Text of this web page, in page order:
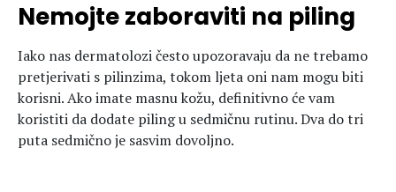
Nemojte zaboraviti na piling
Iako nas dermatolozi često upozoravaju da ne trebamo
pretjerivati s pilinzima, tokom ljeta oni nam mogu biti
korisni. Ako imate masnu kožu, definitivno će vam
koristiti da dodate piling u sedmičnu rutinu. Dva do tri
puta sedmično je sasvim dovoljno.